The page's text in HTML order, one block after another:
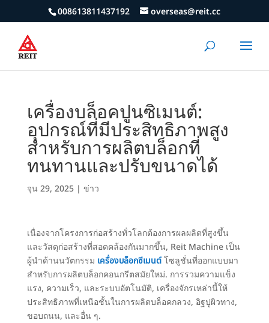
008613811437192 overseas@reit.cc
เครื่องบล็อคปูนซิเมนต์:
อุปกรณ์ที่มีประสิทธิภาพสูง
สำหรับการผลิตบล็อกที่
ทนทานและปรับขนาดได้
จุน 29, 2025| ข่าว
เนื่องจากโครงการก่อสร้างทั่วโลกต้องการผลผลิตที่สูงขึ้น
และวัสดุก่อสร้างที่สอดคล้องกันมากขึ้น, Reit Machine เป็น
ผู้นำด้านนวัตกรรม เครื่องบล็อกซีเมนต์โซลูชั่นที่ออกแบบมา
สำหรับการผลิตบล็อกคอนกรีตสมัยใหม่. การรวมความแข็ง
แรง, ความเร็ว, และระบบอัตโนมัติ, เครื่องจักรเหล่านี้ให้
ประสิทธิภาพที่เหนือชั้นในการผลิตบล็อคกลวง, อิฐปูผิวทาง,
ขอบถนน, และอื่น ๆ.